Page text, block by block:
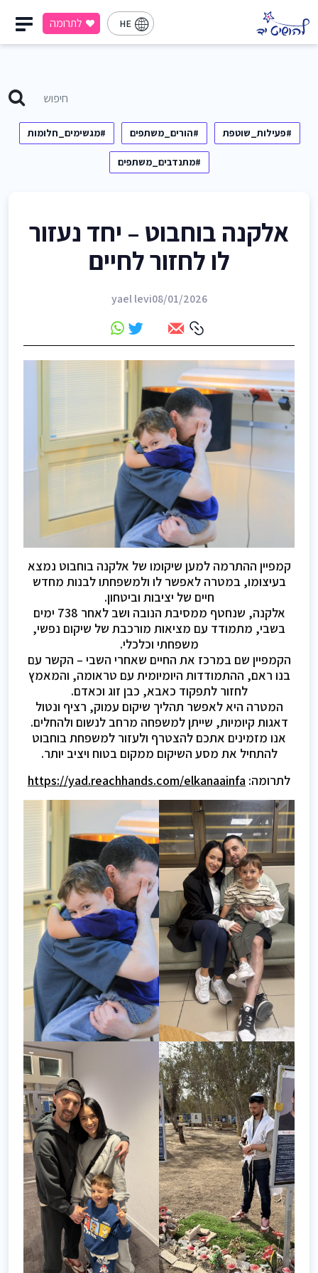
HE לתרומה
#פעילות_שוטפת #הורים_משתפים #מגשימים_חלומות
#מתנדבים_משתפים
אלקנה בוחבוט – יחד נעזור
לו לחזור לחיים
yael levi08/01/2026
קמפיין ההתרמה למען שיקומו של אלקנה בוחבוט נמצא
בעיצומו, במטרה לאפשר לו ולמשפחתו לבנות מחדש
חיים של יציבות וביטחון.
אלקנה, שנחטף ממסיבת הנובה ושב לאחר 738 ימים
בשבי, מתמודד עם מציאות מורכבת של שיקום נפשי,
משפחתי וכלכלי.
הקמפיין שם במרכז את החיים שאחרי השבי – הקשר עם
בנו ראם, ההתמודדות היומיומית עם טראומה, והמאמץ
לחזור לתפקוד כאבא, כבן זוג וכאדם.
המטרה היא לאפשר תהליך שיקום עמוק, רציף ונטול
דאגות קיומיות, שייתן למשפחה מרחב לנשום ולהחלים.
אנו מזמינים אתכם להצטרף ולעזור למשפחת בוחבוט
להתחיל את מסע השיקום ממקום בטוח ויציב יותר.
לתרומה: https://yad.reachhands.com/elkanaainfa